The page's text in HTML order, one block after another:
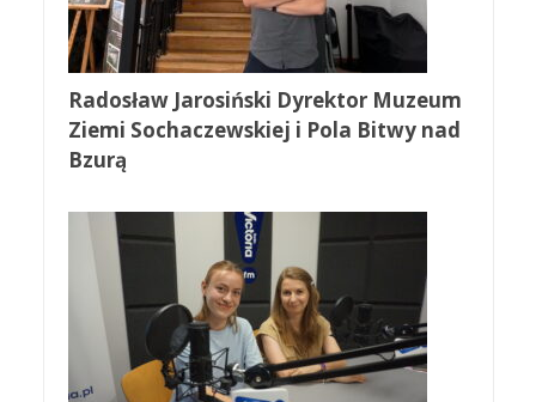
Radosław Jarosiński Dyrektor Muzeum
Ziemi Sochaczewskiej i Pola Bitwy nad
Bzurą